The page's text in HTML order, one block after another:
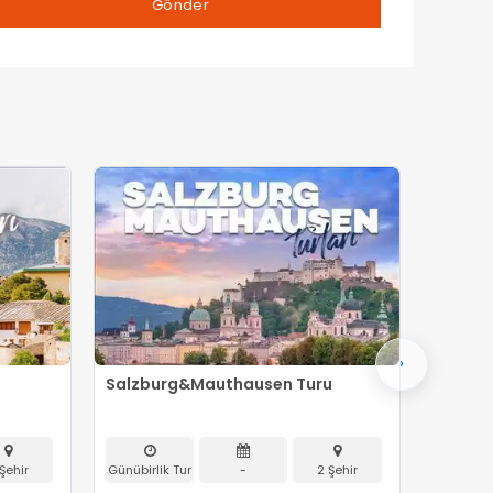
Salzburg&Mauthausen Turu
Günübirlik Tur - 2 Şehir
›